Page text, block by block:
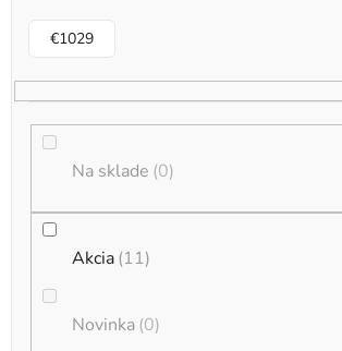
€1029
Na sklade 0
Akcia 11
Novinka 0
o
d